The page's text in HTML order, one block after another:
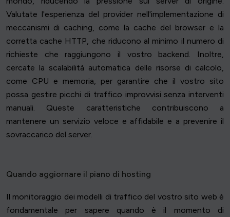
Valutate l'esperienza del provider nell'implementazione di
meccanismi di caching, come la cache del browser e la
corretta cache HTTP, che riducono al minimo il numero di
richieste che raggiungono il vostro backend. Inoltre,
cercate la scalabilità automatica delle risorse di calcolo,
come CPU e memoria, per garantire che il vostro sito
possa gestire picchi di traffico improvvisi senza interventi
manuali. Queste caratteristiche contribuiscono a
mantenere un servizio veloce e affidabile e a prevenire il
sovraccarico del server.
Quando aggiornare il piano di hosting
Il monitoraggio dei modelli di traffico del vostro sito web è
fondamentale per sapere quando è il momento di